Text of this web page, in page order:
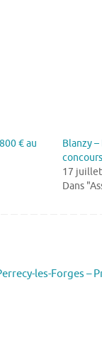
€ au
Blanzy –
17
Dans
les-Forges –